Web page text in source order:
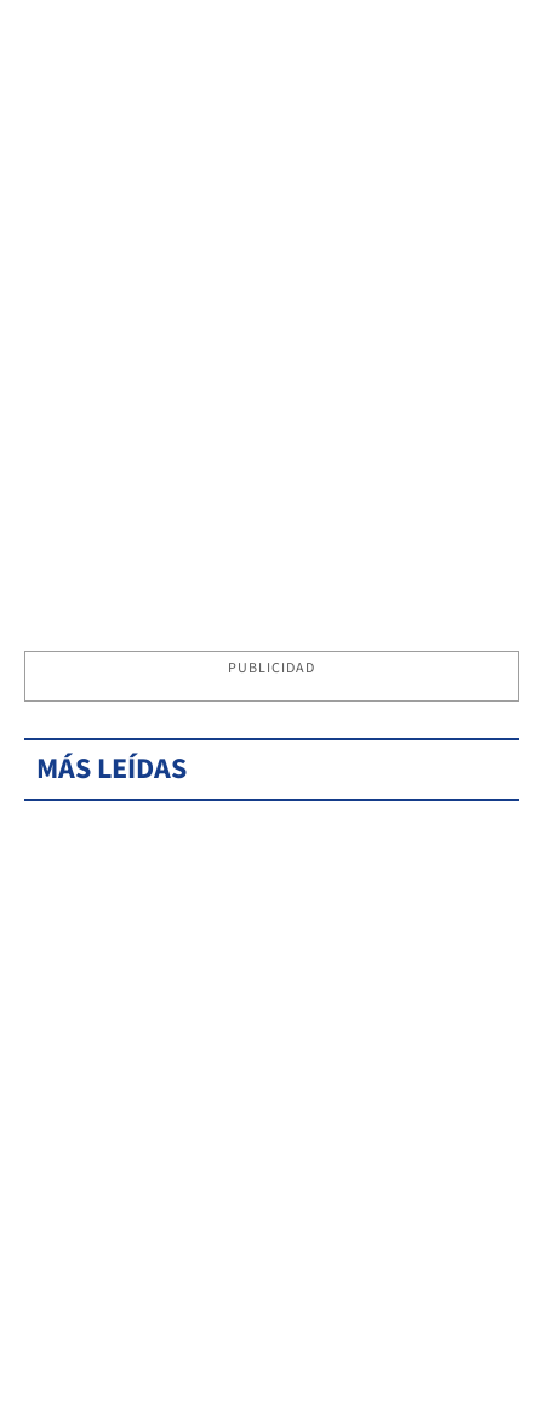
PUBLICIDAD
MÁS LEÍDAS